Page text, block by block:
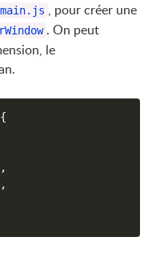
main.js , pour créer une
. On peut
le
{
,
,